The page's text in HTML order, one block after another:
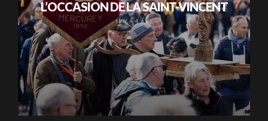
L’OCCASION DE LA SAINT-VINCENT
IL Y A 4 ANS